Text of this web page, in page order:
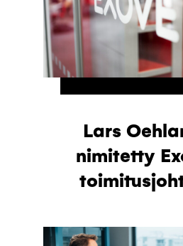
Lars
nimitetty